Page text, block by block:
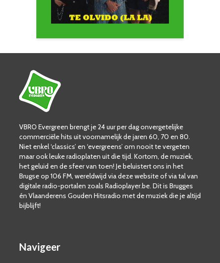
VBRO Evergreen brengt je 24 uur per dag onvergetelijke
commerciële hits uit voornamelijk de jaren 60, 70 en 80.
Niet enkel ‘classics’ en ‘evergreens’ om nooit te vergeten
maar ook leuke radioplaten uit die tijd. Kortom, de muziek,
het geluid en de sfeer van toen! Je beluistert ons in het
Brugse op 106 FM, wereldwijd via deze website of via tal van
digitale radio-portalen zoals Radioplayer.be. Dit is Brugges
én Vlaanderens Gouden Hitsradio met de muziek die je altijd
bijblijft!
Navigeer